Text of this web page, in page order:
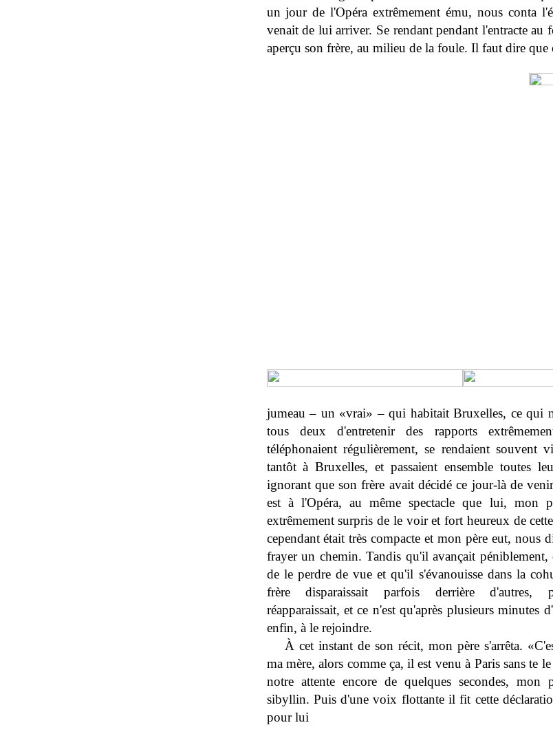
un jour de l'Opéra extrêmement ému, nous conta
venait de lui arriver. Se rendant pendant l'entracte
aperçu son frère, au milieu de la foule. Il faut dire que
jumeau – un «vrai» – qui habitait Bruxelles, ce qui
tous deux d'entretenir des rapports
téléphonaient régulièrement, se rendaient souvent
tantôt à Bruxelles, et passaient ensemble toutes
ignorant que son frère avait décidé ce jour-là de
est à l'Opéra, au même spectacle que lui, mon
extrêmement surpris de le voir et fort heureux de
cependant était très compacte et mon père eut, nous
frayer un chemin. Tandis qu'il avançait péniblement,
de le perdre de vue et qu'il s'évanouisse dans la
frère disparaissait parfois derrière d'autres,
réapparaissait, et ce n'est qu'après plusieurs minutes
enfin, à le rejoindre.
À cet instant de son récit, mon père s'arrêta.
ma mère, alors comme ça, il est venu à Paris sans te
notre attente encore de quelques secondes, mon
sibyllin. Puis d'une voix flottante il fit cette
pour lui